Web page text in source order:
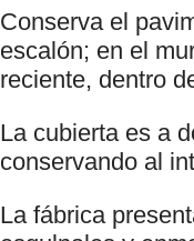
Conserva el
escalón; en el
reciente, dentro
La cubierta es a
conservando al
La fábrica